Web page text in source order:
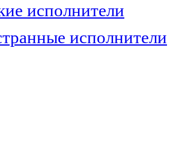
исполнители
исполнители